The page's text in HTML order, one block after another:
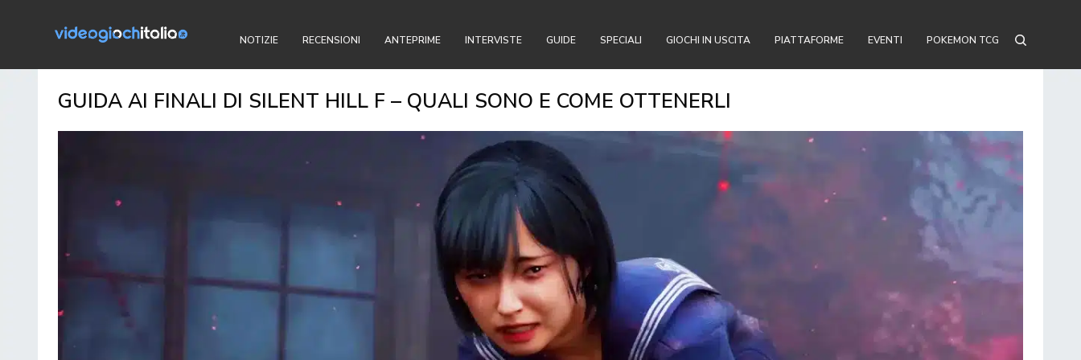
NOTIZIE RECENSIONI ANTEPRIME INTERVISTE GUIDE SPECIALI GIOCHI IN USCITA PIATTAFORME EVENTI POKEMON TCG
GUIDA AI FINALI DI SILENT HILL F – QUALI SONO E COME OTTENERLI